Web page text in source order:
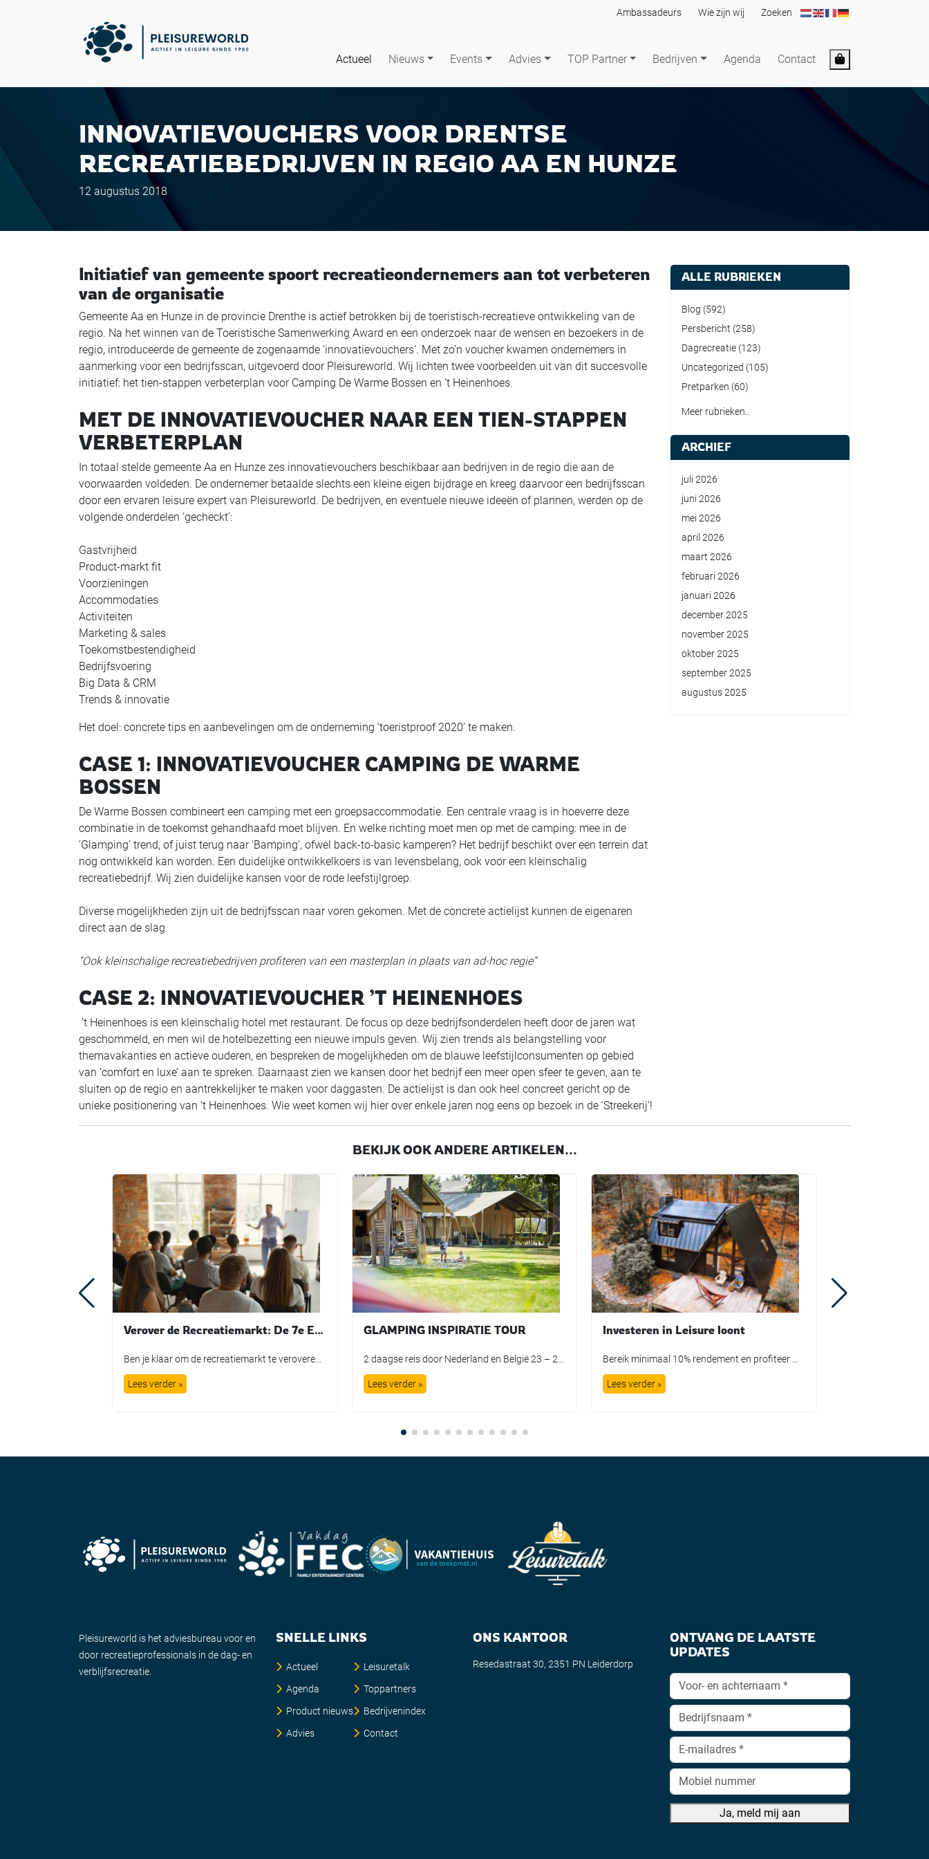
Ambassadeurs Wie zijn wij Zoeken
Actueel Nieuws Events Advies TOP Partner Bedrijven Agenda Contact Cart
INNOVATIEVOUCHERS VOOR DRENTSE
RECREATIEBEDRIJVEN IN REGIO AA EN HUNZE
12 augustus 2018
Initiatief van gemeente spoort recreatieondernemers aan tot verbeteren
van de organisatie
Gemeente Aa en Hunze in de provincie Drenthe is actief betrokken bij de toeristisch-recreatieve ontwikkeling van de
regio. Na het winnen van de Toeristische Samenwerking Award en een onderzoek naar de wensen en bezoekers in de
regio, introduceerde de gemeente de zogenaamde ‘innovatievouchers’. Met zo’n voucher kwamen ondernemers in
aanmerking voor een bedrijfsscan, uitgevoerd door Pleisureworld. Wij lichten twee voorbeelden uit van dit succesvolle
initiatief: het tien-stappen verbeterplan voor Camping De Warme Bossen en ’t Heinenhoes.
MET DE INNOVATIEVOUCHER NAAR EEN TIEN-STAPPEN
VERBETERPLAN
In totaal stelde gemeente Aa en Hunze zes innovatievouchers beschikbaar aan bedrijven in de regio die aan de
voorwaarden voldeden. De ondernemer betaalde slechts een kleine eigen bijdrage en kreeg daarvoor een bedrijfsscan
door een ervaren leisure expert van Pleisureworld. De bedrijven, en eventuele nieuwe ideeën of plannen, werden op de
volgende onderdelen ‘gecheckt’:
Gastvrijheid
Product-markt fit
Voorzieningen
Accommodaties
Activiteiten
Marketing & sales
Toekomstbestendigheid
Bedrijfsvoering
Big Data & CRM
Trends & innovatie
Het doel: concrete tips en aanbevelingen om de onderneming ‘toeristproof 2020’ te maken.
CASE 1: INNOVATIEVOUCHER CAMPING DE WARME
BOSSEN
De Warme Bossen combineert een camping met een groepsaccommodatie. Een centrale vraag is in hoeverre deze
combinatie in de toekomst gehandhaafd moet blijven. En welke richting moet men op met de camping: mee in de
‘Glamping’ trend, of juist terug naar ‘Bamping’, ofwel back-to-basic kamperen? Het bedrijf beschikt over een terrein dat
nog ontwikkeld kan worden. Een duidelijke ontwikkelkoers is van levensbelang, ook voor een kleinschalig
recreatiebedrijf. Wij zien duidelijke kansen voor de rode leefstijlgroep.
Diverse mogelijkheden zijn uit de bedrijfsscan naar voren gekomen. Met de concrete actielijst kunnen de eigenaren
direct aan de slag.
“Ook kleinschalige recreatiebedrijven profiteren van een masterplan in plaats van ad-hoc regie”
CASE 2: INNOVATIEVOUCHER ’T HEINENHOES
’t Heinenhoes is een kleinschalig hotel met restaurant. De focus op deze bedrijfsonderdelen heeft door de jaren wat
geschommeld, en men wil de hotelbezetting een nieuwe impuls geven. Wij zien trends als belangstelling voor
themavakanties en actieve ouderen, en bespreken de mogelijkheden om de blauwe leefstijlconsumenten op gebied
van ‘comfort en luxe’ aan te spreken. Daarnaast zien we kansen door het bedrijf een meer open sfeer te geven, aan te
sluiten op de regio en aantrekkelijker te maken voor daggasten. De actielijst is dan ook heel concreet gericht op de
unieke positionering van ’t Heinenhoes. Wie weet komen wij hier over enkele jaren nog eens op bezoek in de ‘Streekerij’!
ALLE RUBRIEKEN
Blog (592)
Persbericht (258)
Dagrecreatie (123)
Uncategorized (105)
Pretparken (60)
Meer rubrieken..
ARCHIEF
juli 2026
juni 2026
mei 2026
april 2026
maart 2026
februari 2026
januari 2026
december 2025
november 2025
oktober 2025
september 2025
augustus 2025
BEKIJK OOK ANDERE ARTIKELEN...
Verover de Recreatiemarkt: De 7e Editie
Lees verder »
GLAMPING INSPIRATIE TOUR
Lees verder »
Investeren in Leisure loont
Lees verder »
Pleisureworld is het adviesbureau voor en
door recreatieprofessionals in de dag- en
verblijfsrecreatie.
SNELLE LINKS
Actueel
Agenda
Product nieuws
Advies
Leisuretalk
Toppartners
Bedrijvenindex
Contact
ONS KANTOOR
Resedastraat 30, 2351 PN Leiderdorp
ONTVANG DE LAATSTE
UPDATES
Ja, meld mij aan